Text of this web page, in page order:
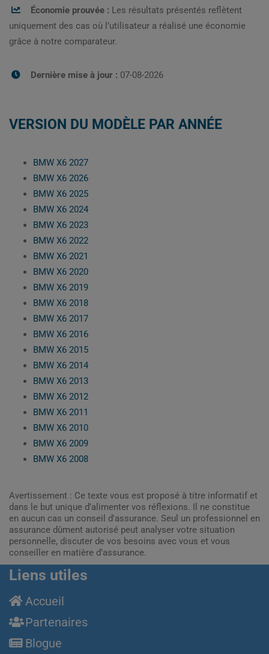
Économie prouvée : Les résultats présentés reflètent
uniquement des cas où l’utilisateur a réalisé une économie
grâce à notre comparateur.
Dernière mise à jour : 07-08-2026
VERSION DU MODÈLE PAR ANNÉE
BMW X6 2027
BMW X6 2026
BMW X6 2025
BMW X6 2024
BMW X6 2023
BMW X6 2022
BMW X6 2021
BMW X6 2020
BMW X6 2019
BMW X6 2018
BMW X6 2017
BMW X6 2016
BMW X6 2015
BMW X6 2014
BMW X6 2013
BMW X6 2012
BMW X6 2011
BMW X6 2010
BMW X6 2009
BMW X6 2008
Avertissement : Ce texte vous est proposé à titre informatif et
dans le but unique d’alimenter vos réflexions. Il ne constitue
en aucun cas un conseil d'assurance. Seul un professionnel en
assurance dûment autorisé peut analyser votre situation
personnelle, discuter de vos besoins avec vous et vous
conseiller en matière d’assurance.
Liens utiles
Accueil
Partenaires
Blogue